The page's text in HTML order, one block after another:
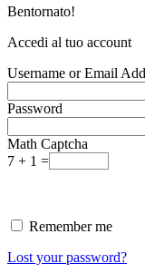
Bentornato!
Accedi al tuo account
Username or Email
Password
Math Captcha
7 + 1 =
Remember me
Lost your password?